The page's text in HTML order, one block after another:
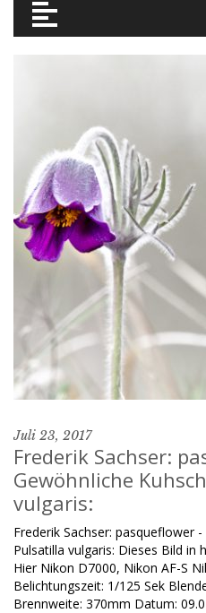
Juli 23, 2017
Frederik Sachser:
Gewöhnliche
vulgaris:
Frederik Sachser: pasqueflower
Pulsatilla vulgaris: Dieses Bild in
Hier Nikon D7000, Nikon AF-S
Belichtungszeit: 1/125 Sek
Brennweite: 370mm Datum: